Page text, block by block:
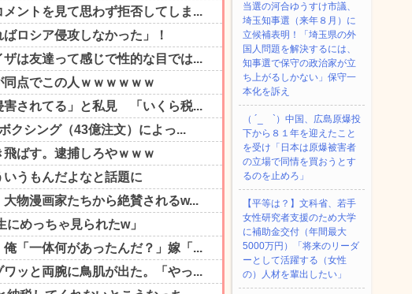
当選の河合ゆうすけ市議、
埼玉知事選（来年８月）に
立候補表明！「埼玉県の外
国人問題を解決するには、
知事選で保守の政治家が立
ち上がるしかない」保守一
本化を訴え
（ ´_ゝ`）中国、広島原爆投
下から８１年を迎えたこと
を受け「日本は原爆被害者
の立場で同情を買おうとす
るのを止めろ」
【平等は？】文科省、若手
女性研究者支援のため大学
に補助金交付（年間最大
5000万円）「将来のリーダ
ーとして活躍する（女性
の）人材を輩出したい」